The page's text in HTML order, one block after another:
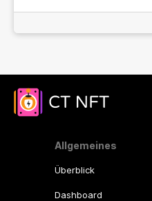
Allgemeines
Überblick
Dashboard